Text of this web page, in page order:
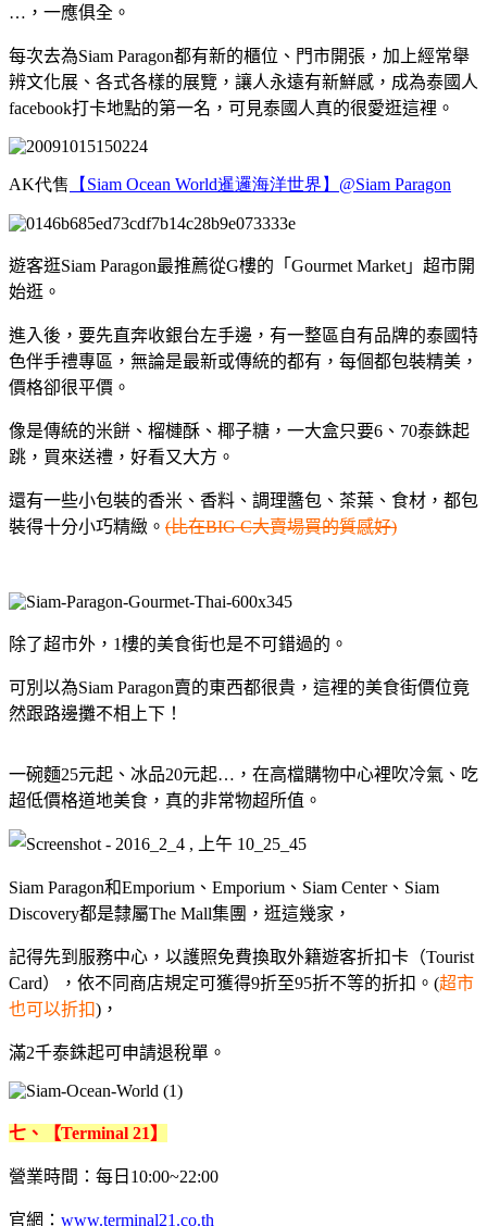
…，一應俱全。
每次去為Siam Paragon都有新的櫃位、門市開張，加上經常舉
辨文化展、各式各樣的展覽，讓人永遠有新鮮感，成為泰國人
facebook打卡地點的第一名，可見泰國人真的很愛逛這裡。
AK代售 【Siam Ocean World暹邏海洋世界】@Siam Paragon
遊客逛Siam Paragon最推薦從G樓的「Gourmet Market」超市開
始逛。
進入後，要先直奔收銀台左手邊，有一整區自有品牌的泰國特
色伴手禮專區，無論是最新或傳統的都有，每個都包裝精美，
價格卻很平價。
像是傳統的米餅、榴槤酥、椰子糖，一大盒只要6、70泰銖起
跳，買來送禮，好看又大方。
還有一些小包裝的香米、香料、調理醬包、茶葉、食材，都包
裝得十分小巧精緻。 (比在BIG C大賣場買的質感好)
除了超市外，1樓的美食街也是不可錯過的。
可別以為Siam Paragon賣的東西都很貴，這裡的美食街價位竟
然跟路邊攤不相上下！
一碗麵25元起、冰品20元起…，在高檔購物中心裡吹冷氣、吃
超低價格道地美食，真的非常物超所值。
Siam Paragon和Emporium、Emporium、Siam Center、Siam
Discovery都是隸屬The Mall集團，逛這幾家，
記得先到服務中心，以護照免費換取外籍遊客折扣卡（Tourist
Card），依不同商店規定可獲得9折至95折不等的折扣。(超市
也可以折扣)，
滿2千泰銖起可申請退稅單。
七、【Terminal 21】
營業時間：每日10:00~22:00
官網： www.terminal21.co.th